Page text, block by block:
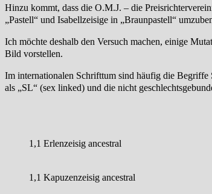
Hinzu kommt, dass die O.M.J. – die
„Pastell“ und Isabellzeisige in „Braunpastell“
Ich möchte deshalb den Versuch machen, einige
Bild vorstellen.
Im internationalen Schrifttum sind häufig die Begriffe
als „SL“ (sex linked) und die nicht
1,1 Erlenzeisig ancestral
1,1 Kapuzenzeisig ancestral